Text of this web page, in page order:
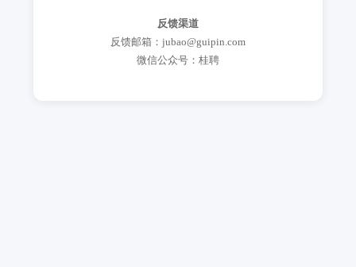
反馈渠道
反馈邮箱：jubao@guipin.com
微信公众号：桂聘